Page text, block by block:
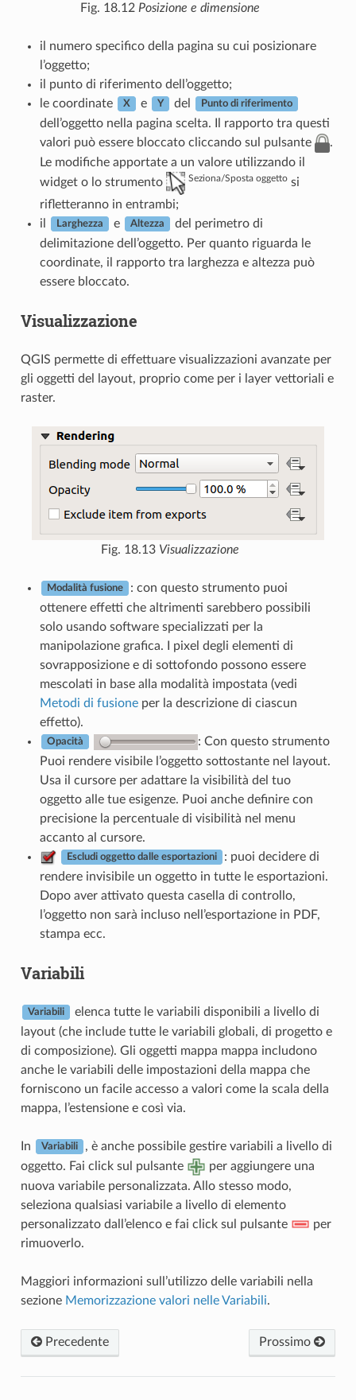
Fig. 18.12 Posizione e dimensione
il numero specifico della pagina su cui posizionare
l’oggetto;
il punto di riferimento dell’oggetto;
le coordinate
X e Y del Punto di riferimento
dell’oggetto nella pagina scelta. Il rapporto tra questi
valori può essere bloccato cliccando sul pulsante
.
Le modifiche apportate a un valore utilizzando il
widget o lo strumento
Seziona/Sposta oggettosi
rifletteranno in entrambi;
il
Larghezza e Altezza
del perimetro di
delimitazione dell’oggetto. Per quanto riguarda le
coordinate, il rapporto tra larghezza e altezza può
essere bloccato.
Visualizzazione
QGIS permette di effettuare visualizzazioni avanzate per
gli oggetti del layout, proprio come per i layer vettoriali e
raster.
Fig. 18.13 Visualizzazione
Modalità fusione
: con questo strumento puoi
ottenere effetti che altrimenti sarebbero possibili
solo usando software specializzati per la
manipolazione grafica. I pixel degli elementi di
sovrapposizione e di sottofondo possono essere
mescolati in base alla modalità impostata (vedi
Metodi di fusioneper la descrizione di ciascun
effetto).
Opacità
: Con questo strumento
Puoi rendere visibile l’oggetto sottostante nel layout.
Usa il cursore per adattare la visibilità del tuo
oggetto alle tue esigenze. Puoi anche definire con
precisione la percentuale di visibilità nel menu
accanto al cursore.
Escludi oggetto dalle esportazioni
: puoi decidere di
rendere invisibile un oggetto in tutte le esportazioni.
Dopo aver attivato questa casella di controllo,
l’oggetto non sarà incluso nell’esportazione in PDF,
stampa ecc.
Variabili
Variabili
elenca tutte le variabili disponibili a livello di
layout (che include tutte le variabili globali, di progetto e
di composizione). Gli oggetti mappa mappa includono
anche le variabili delle impostazioni della mappa che
forniscono un facile accesso a valori come la scala della
mappa, l’estensione e così via.
In Variabili
, è anche possibile gestire variabili a livello di
oggetto. Fai click sul pulsante
per aggiungere una
nuova variabile personalizzata. Allo stesso modo,
seleziona qualsiasi variabile a livello di elemento
personalizzato dall’elenco e fai click sul pulsante
per
rimuoverlo.
Maggiori informazioni sull’utilizzo delle variabili nella
sezione Memorizzazione valori nelle Variabili.
Precedente Prossimo